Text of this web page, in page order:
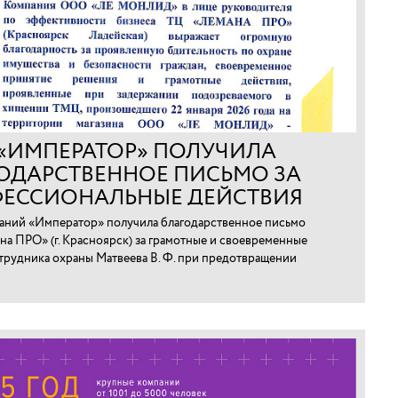
ПОЛУЧИЛА
ПИСЬМО ЗА
ДЕЙСТВИЯ
В КРАСНОЯРСКЕ
«Император» получила благодарственное письмо
ПРО» (г. Красноярск) за грамотные и своевременные
охраны Матвеева В. Ф. при предотвращении